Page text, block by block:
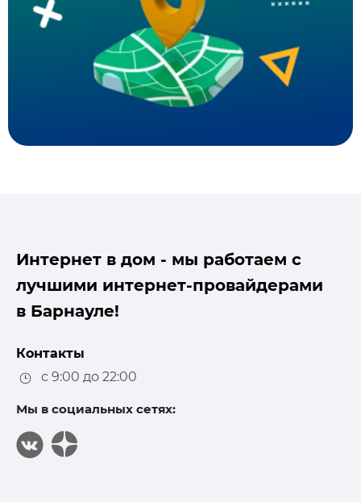
Интернет в дом - мы работаем с
лучшими интернет-провайдерами
в Барнауле!
Контакты
с 9:00 до 22:00
Мы в социальных сетях: